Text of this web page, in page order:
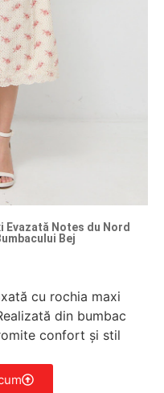
Evazată Notes du Nord
Bej
cu rochia maxi
din bumbac
confort și stil